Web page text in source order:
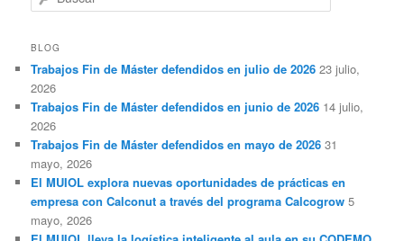
u
c
r
BLOG
Trabajos Fin de Máster defendidos en julio de 2026 23 julio,
2026
Trabajos Fin de Máster defendidos en junio de 2026 14 julio,
2026
Trabajos Fin de Máster defendidos en mayo de 2026 31
mayo, 2026
El MUIOL explora nuevas oportunidades de prácticas en
empresa con Calconut a través del programa Calcogrow 5
mayo, 2026